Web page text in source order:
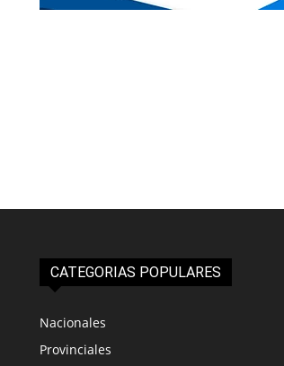
CATEGORIAS POPULARES
Nacionales
Provinciales